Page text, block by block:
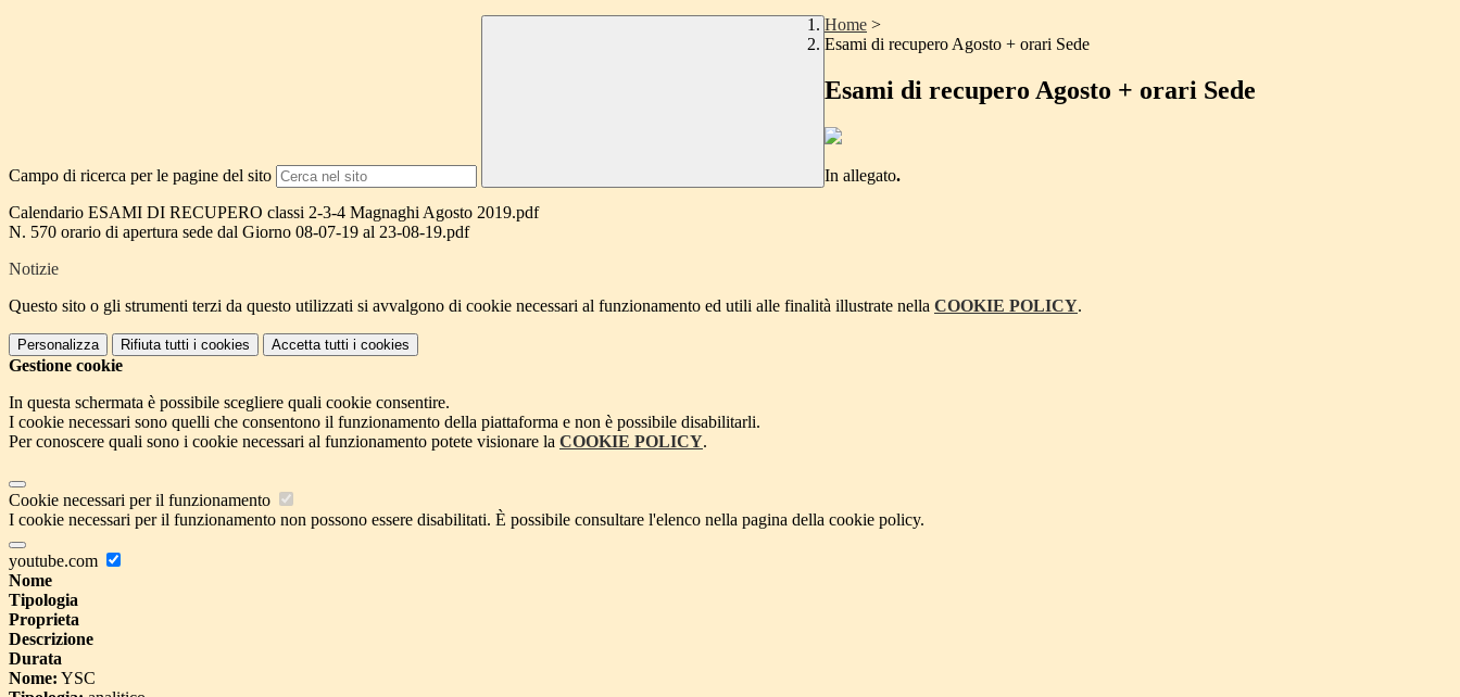
Campo di ricerca per le pagine del sito
Home >
Esami di recupero Agosto + orari Sede
Esami di recupero Agosto + orari Sede
In allegato.
Calendario ESAMI DI RECUPERO classi 2-3-4 Magnaghi Agosto 2019.pdf
N. 570 orario di apertura sede dal Giorno 08-07-19 al 23-08-19.pdf
Notizie
Questo sito o gli strumenti terzi da questo utilizzati si avvalgono di cookie necessari al funzionamento ed utili alle finalità illustrate nella COOKIE POLICY.
Personalizza Rifiuta tutti i cookies Accetta tutti i cookies
Gestione cookie
In questa schermata è possibile scegliere quali cookie consentire.
I cookie necessari sono quelli che consentono il funzionamento della piattaforma e non è possibile disabilitarli.
Per conoscere quali sono i cookie necessari al funzionamento potete visionare la COOKIE POLICY.
Cookie necessari per il funzionamento
I cookie necessari per il funzionamento non possono essere disabilitati. È possibile consultare l'elenco nella pagina della cookie policy.
youtube.com
Nome
Tipologia
Proprieta
Descrizione
Durata
Nome: YSC